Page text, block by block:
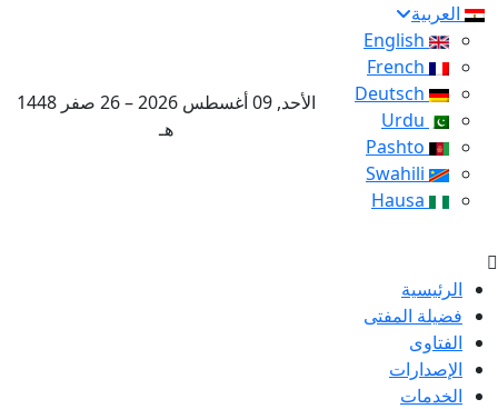
العربية
الأحد, 09 أغسطس 2026 – 26 صفر 1448
هـ
الرئيسية
فضيلة المفتى
الفتاوى
الإصدارات
الخدمات